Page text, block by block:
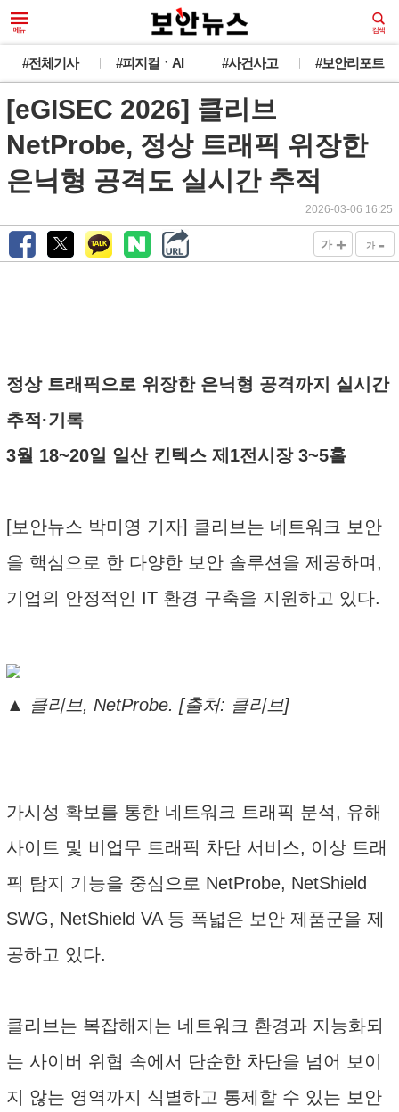
#전체기사 #피지컬ㆍAI #사건사고 #보안리포트
[eGISEC 2026] 클리브
NetProbe, 정상 트래픽 위장한
은닉형 공격도 실시간 추적
2026-03-06 16:25
가 + 가 -
정상 트래픽으로 위장한 은닉형 공격까지 실시간
추적·기록
3월 18~20일 일산 킨텍스 제1전시장 3~5홀
[보안뉴스 박미영 기자] 클리브는 네트워크 보안
을 핵심으로 한 다양한 보안 솔루션을 제공하며,
기업의 안정적인 IT 환경 구축을 지원하고 있다.
▲ 클리브, NetProbe. [출처: 클리브]
가시성 확보를 통한 네트워크 트래픽 분석, 유해
사이트 및 비업무 트래픽 차단 서비스, 이상 트래
픽 탐지 기능을 중심으로 NetProbe, NetShield
SWG, NetShield VA 등 폭넓은 보안 제품군을 제
공하고 있다.
클리브는 복잡해지는 네트워크 환경과 지능화되
는 사이버 위협 속에서 단순한 차단을 넘어 보이
지 않는 영역까지 식별하고 통제할 수 있는 보안